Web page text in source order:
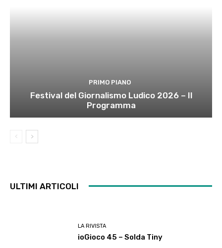
PRIMO PIANO
Festival del Giornalismo Ludico 2026 – Il
Programma
ULTIMI ARTICOLI
LA RIVISTA
ioGioco 45 – Solda Tiny